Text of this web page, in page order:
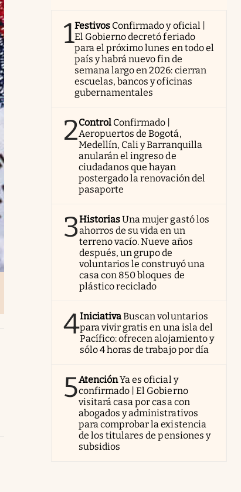
1Festivos Confirmado y oficial |
El Gobierno decretó feriado
para el próximo lunes en todo el
país y habrá nuevo fin de
semana largo en 2026: cierran
escuelas, bancos y oficinas
gubernamentales
2Control Confirmado |
Aeropuertos de Bogotá,
Medellín, Cali y Barranquilla
anularán el ingreso de
ciudadanos que hayan
postergado la renovación del
pasaporte
3HistoriasUna mujer gastó los
ahorros de su vida en un
terreno vacío. Nueve años
después, un grupo de
voluntarios le construyó una
casa con 850 bloques de
plástico reciclado
4IniciativaBuscan voluntarios
para vivir gratis en una isla del
Pacífico: ofrecen alojamiento y
sólo 4 horas de trabajo por día
5AtenciónYa es oficial y
confirmado | El Gobierno
visitará casa por casa con
abogados y administrativos
para comprobar la existencia
de los titulares de pensiones y
subsidios